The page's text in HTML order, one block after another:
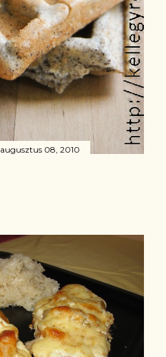
augusztus 08, 2010